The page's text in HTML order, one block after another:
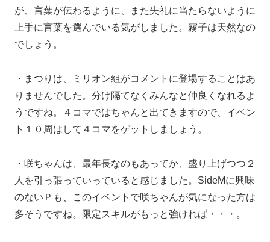
が、言葉が伝わるように、また失礼に当たらないように
上手に言葉を選んでいる気がしました。霧子は天然なの
でしょう。
・まつりは、ミリオン組がコメントに登場することはあ
りませんでした。分け隔てなくみんなと仲良くなれるよ
うですね。４コマではちゃんと出てきますので、イベン
ト１０周はして４コマをゲットしましょう。
・咲ちゃんは、最年長なのもあってか、盛り上げつつ２
人を引っ張っていっていると感じました。SideMに興味
のないＰも、このイベントで咲ちゃんが気になった方は
多そうですね。限定スキルがもっと強ければ・・・。